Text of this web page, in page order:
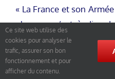
« La France et son
plume », c’est à dire
découvre en 1938, par
sous le nom de De
cité.
Ce site web utilise des
cookies pour analyser le
trafic, assurer son bon
fonctionnement et pour
afficher du contenu.